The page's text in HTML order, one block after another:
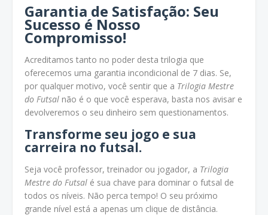
Garantia de Satisfação: Seu
Sucesso é Nosso
Compromisso!
Acreditamos tanto no poder desta trilogia que
oferecemos uma garantia incondicional de 7 dias. Se,
por qualquer motivo, você sentir que a Trilogia Mestre
do Futsal não é o que você esperava, basta nos avisar e
devolveremos o seu dinheiro sem questionamentos.
Transforme seu jogo e sua
carreira no futsal.
Seja você professor, treinador ou jogador, a Trilogia
Mestre do Futsal é sua chave para dominar o futsal de
todos os níveis. Não perca tempo! O seu próximo
grande nível está a apenas um clique de distância.